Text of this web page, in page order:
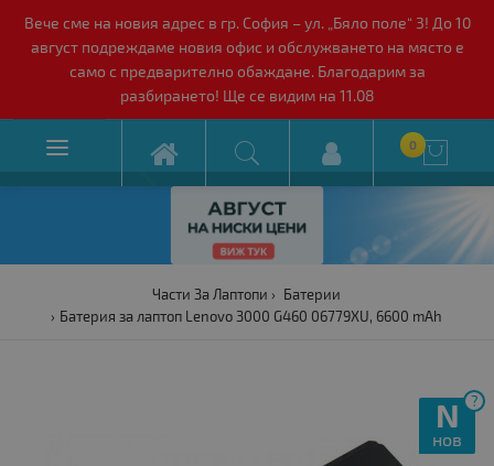
Вече сме на новия адрес в гр. София – ул. „Бяло поле“ 3! До 10
август подреждаме новия офис и обслужването на място е
само с предварително обаждане. Благодарим за
разбирането! Ще се видим на 11.08
 0 
Части За Лаптопи
Батерии
Батерия за лаптоп Lenovo 3000 G460 06779XU, 6600 mAh
?
N
нов